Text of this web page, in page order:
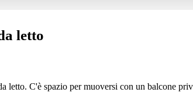
letto
letto. C'è spazio per muoversi con un balcone